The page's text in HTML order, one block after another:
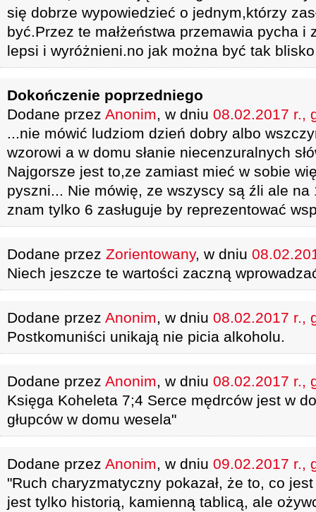
się dobrze wypowiedzieć o jednym,którzy
być.Przez te małżeństwa przemawia pycha i
lepsi i wyróżnieni.no jak można być tak
Dokończenie poprzedniego
Dodane przez Anonim, w dniu 08.02.2017 r.,
...nie mówić ludziom dzień dobry albo
wzorowi a w domu słanie niecenzuralnych
Najgorsze jest to,ze zamiast mieć w sobie
pyszni... Nie mówię, ze wszyscy są źli ale na
znam tylko 6 zasługuje by reprezentować
Dodane przez Zorientowany, w dniu
Niech jeszcze te wartości zaczną
Dodane przez Anonim, w dniu 08.02.2017 r.,
Postkomuniści unikają nie picia alkoholu.
Dodane przez Anonim, w dniu 08.02.2017 r.,
Księga Koheleta 7;4 Serce mędrców jest w
głupców w domu wesela"
Dodane przez Anonim, w dniu 09.02.2017 r.,
"Ruch charyzmatyczny pokazał, że to, co
jest tylko historią, kamienną tablicą, ale